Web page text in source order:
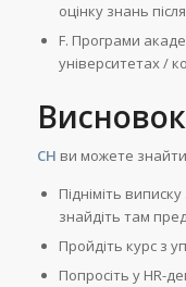
оцінку знань
F. Програми
університетах /
CH ви можете знайти
Підніміть
знайдіть там
Пройдіть курс з
Попросіть у HR-